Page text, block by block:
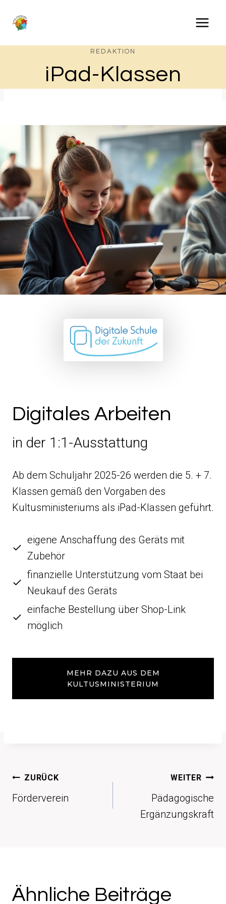
Inhalt
REDAKTION
iPad-Klassen
Digitales Arbeiten
in der 1:1-Ausstattung
Ab dem Schuljahr 2025-26 werden die 5. + 7.
Klassen gemäß den Vorgaben des
Kultusministeriums als iPad-Klassen geführt.
eigene Anschaffung des Geräts mit
Zubehör
finanzielle Unterstützung vom Staat bei
Neukauf des Geräts
einfache Bestellung über Shop-Link
möglich
MEHR DAZU AUS DEM
KULTUSMINISTERIUM
Beitragsnavigation
ZURÜCK
Förderverein
WEITER
Pädagogische
Ergänzungskraft
Ähnliche Beiträge